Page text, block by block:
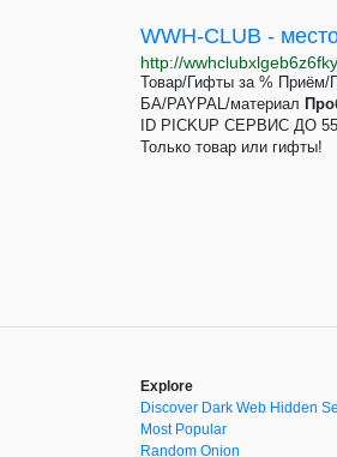
WWH-CLUB -
Товар/Гифты за % Приём/
БА/PAYPAL/материал
ID PICKUP СЕРВИС ДО
Только товар или гифты!
Explore
Discover Dark Web Hidden
Most Popular
Random Onion